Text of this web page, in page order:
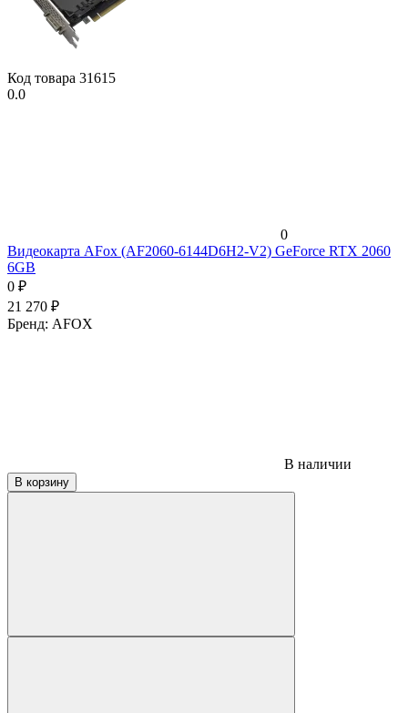
Код товара 31615
0.0
0
Видеокарта AFox (AF2060-6144D6H2-V2) GeForce RTX 2060
6GB
0 ₽
21 270 ₽
Бренд: AFOX
В наличии
В корзину